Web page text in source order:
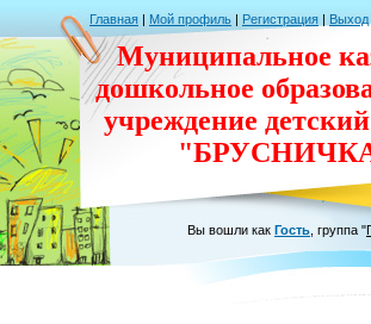
Главная | Мой профиль | Регистрация | Выход
Муниципальное
дошкольное
учреждение
Вы вошли как Гость группа "